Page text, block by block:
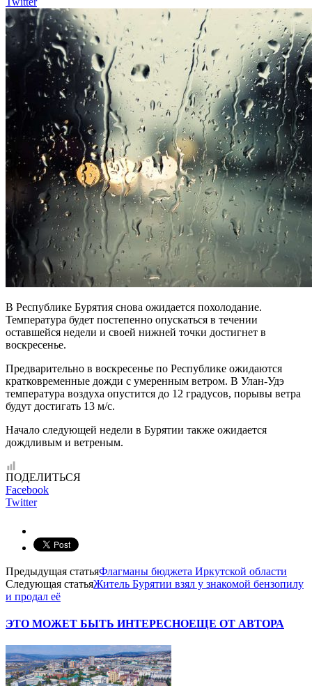
В Республике Бурятия снова ожидается похолодание.
Температура будет постепенно опускаться в течении
оставшейся недели и своей нижней точки достигнет в
воскресенье.
Предварительно в воскресенье по Республике ожидаются
кратковременные дожди с умеренным ветром. В Улан-Удэ
температура воздуха опустится до 12 градусов, порывы ветра
будут достигать 13 м/с.
Начало следующей недели в Бурятии также ожидается
дождливым и ветреным.
ПОДЕЛИТЬСЯ
Facebook
Twitter
Предыдущая статьяФлагманы бюджета Иркутской области
Следующая статьяЖитель Бурятии взял у знакомой бензопилу
и продал её
ЭТО МОЖЕТ БЫТЬ ИНТЕРЕСНОЕЩЕ ОТ АВТОРА